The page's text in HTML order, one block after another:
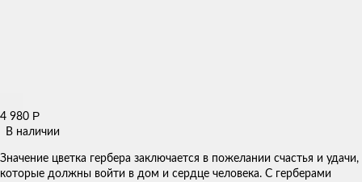
4 980 Р
В наличии
Значение цветка гербера заключается в пожелании счастья и удачи,
которые должны войти в дом и сердце человека. С герберами